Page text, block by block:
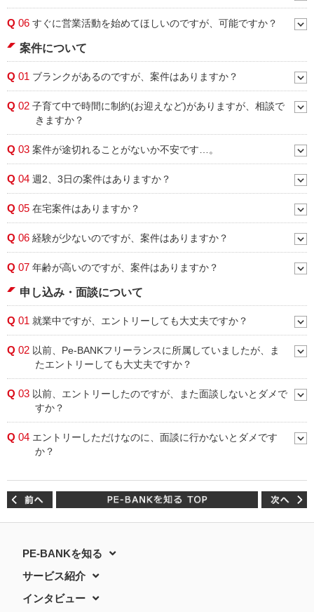
Q 06 すぐに営業活動を始めてほしいのですが、可能ですか？
案件について
Q 01 ブランクがあるのですが、案件はありますか？
Q 02 子育て中で時間に制約(お迎えなど)がありますが、相談で
きますか？
Q 03 案件が途切れることがないか不安です…。
Q 04 週2、3日の案件はありますか？
Q 05 在宅案件はありますか？
Q 06 経験が少ないのですが、案件はありますか？
Q 07 年齢が高いのですが、案件はありますか？
申し込み・面談について
Q 01 就業中ですが、エントリーしても大丈夫ですか？
Q 02 以前、Pe-BANKフリーランスに所属していましたが、ま
たエントリーしても大丈夫ですか？
Q 03 以前、エントリーしたのですが、また面談しないとダメで
すか？
Q 04 エントリーしただけなのに、面談に行かないとダメです
か？
PE-BANKを知る
サービス紹介
インタビュー